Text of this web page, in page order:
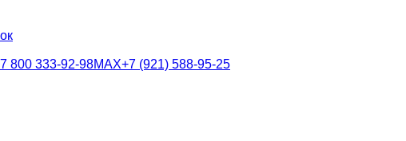
800 333-92-98MAX+7 (921) 588-95-25